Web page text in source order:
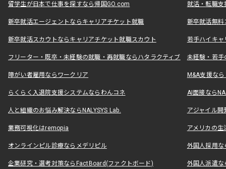
留学生が日本で仕事を探すなら帰国GO.com 就活・転職
新卒就活エージェントならキャリアチケット就職 新卒就活無料
新卒就活スカウトならキャリアチケット就職スカウト 若手ハイキ
フリーター・既卒・未経験の就職・再就職ならハタラクティブ 未経験・若手
障がい者雇用ならワークリア M&A支援な
らくらく入退院支援システムならわんコネ AI面接なら
人と組織のお悩み解決ならNALYSYS Lab. アジャイル
業務可視化はremopia アメリカの
オンラインピル診療ならメデリピル 外国人採用
企業研究・選考対策ならFactBoard(ファクトボード) 外国人派遣な